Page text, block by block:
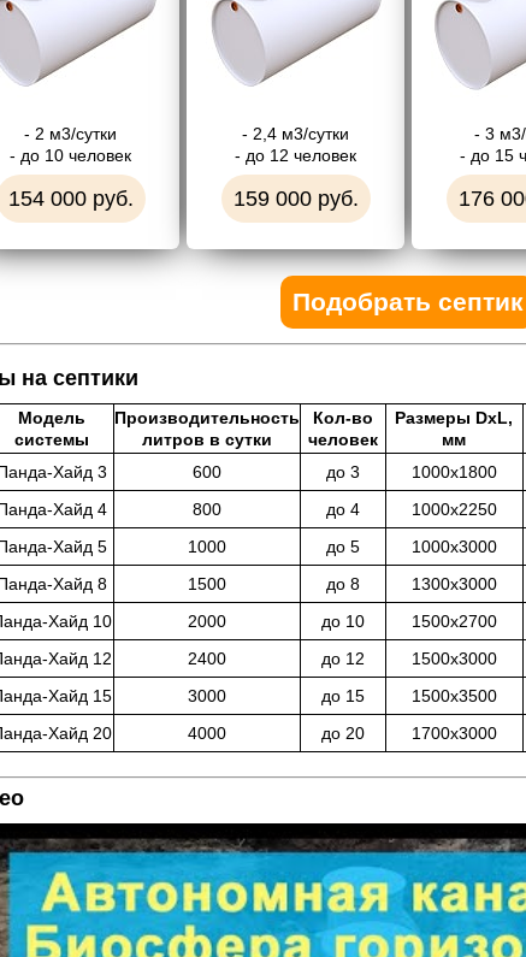
- 2 м3/сутки
- до 10 человек
154 000 руб.
- 2,4 м3/сутки
- до 12 человек
159 000 руб.
- 3 м3/
- до 15
176
Подобрать септик
на септики
Модель
системы
Производительность
литров в сутки
Кол-во
человек
Размеры DхL,
мм
Хайд 3
600 до 3 1000х1800
Хайд 4 800 до 4 1000х2250
Хайд 5 1000 до 5 1000х3000
Хайд 8 1500 до 8 1300х3000
Хайд 10 2000 до 10 1500х2700
Хайд 12 2400 до 12 1500х3000
Хайд 15 3000 до 15 1500х3500
Хайд 20 4000 до 20 1700х3000